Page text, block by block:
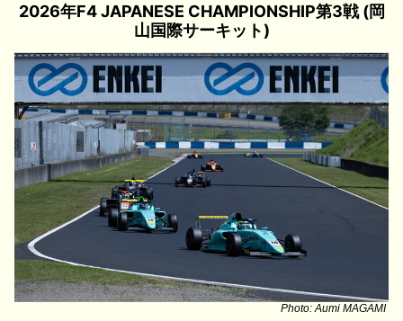
2026年F4 JAPANESE CHAMPIONSHIP第3戦 (岡
山国際サーキット)
Photo: Aumi MAGAMI